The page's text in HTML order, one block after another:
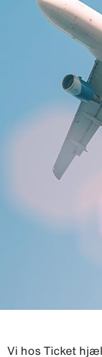
Vi hos Ticket